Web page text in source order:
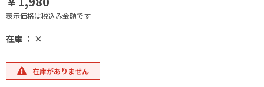
表示価格は税込み金額です
在庫 ： ×
在庫がありません